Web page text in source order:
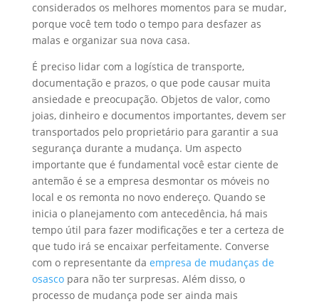
considerados os melhores momentos para se mudar,
porque você tem todo o tempo para desfazer as
malas e organizar sua nova casa.
É preciso lidar com a logística de transporte,
documentação e prazos, o que pode causar muita
ansiedade e preocupação. Objetos de valor, como
joias, dinheiro e documentos importantes, devem ser
transportados pelo proprietário para garantir a sua
segurança durante a mudança. Um aspecto
importante que é fundamental você estar ciente de
antemão é se a empresa desmontar os móveis no
local e os remonta no novo endereço. Quando se
inicia o planejamento com antecedência, há mais
tempo útil para fazer modificações e ter a certeza de
que tudo irá se encaixar perfeitamente. Converse
com o representante da empresa de mudanças de
osascopara não ter surpresas. Além disso, o
processo de mudança pode ser ainda mais